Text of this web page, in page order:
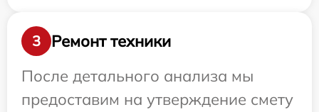
3
Ремонт техники
После детального анализа мы
предоставим на утверждение смету